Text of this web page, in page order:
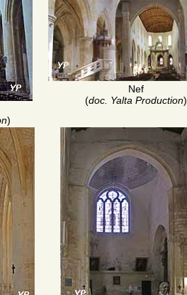
)
Nef
(doc. Yalta Production)